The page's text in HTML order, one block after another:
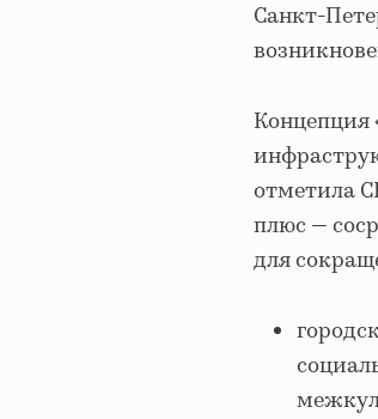
Санкт-
Концепция
отметила
плюс —
для